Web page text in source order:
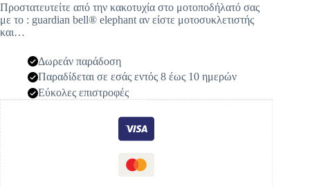
Προστατευτείτε από την κακοτυχία στο μοτοποδήλατό σας
με το : guardian bell® elephant αν είστε μοτοσυκλετιστής
και…
Δωρεάν παράδοση
Παραδίδεται σε εσάς εντός 8 έως 10 ημερών
Εύκολες επιστροφές